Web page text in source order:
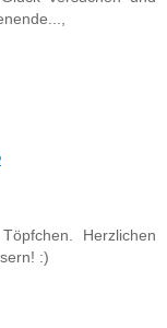
Herzlichen
:)